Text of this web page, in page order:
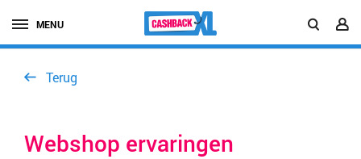
MENU
Terug
Webshop ervaringen